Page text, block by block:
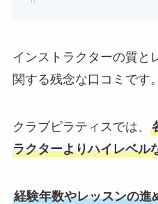
インストラクターの質と
関する残念な口コミです。
クラブピラティスでは、
ラクターよりハイレベル
経験年数やレッスンの進